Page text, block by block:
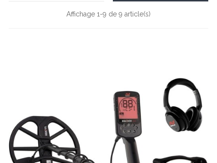
Affichage 1-9 de 9 article(s)